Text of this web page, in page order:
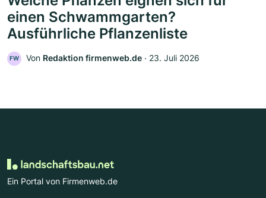
einen Schwammgarten?
Ausführliche Pflanzenliste
FW Von Redaktion firmenweb.de ‧ 23. Juli 2026
Ein Portal von Firmenweb.de